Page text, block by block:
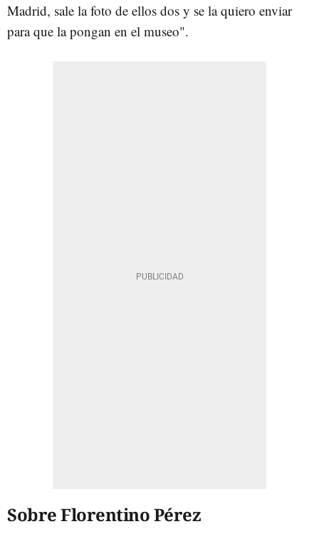
Madrid, sale la foto de ellos dos y se la quiero enviar
para que la pongan en el museo".
Sobre Florentino Pérez